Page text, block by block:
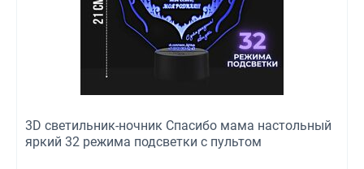
3D светильник-ночник Спасибо мама настольный
яркий 32 режима подсветки с пультом